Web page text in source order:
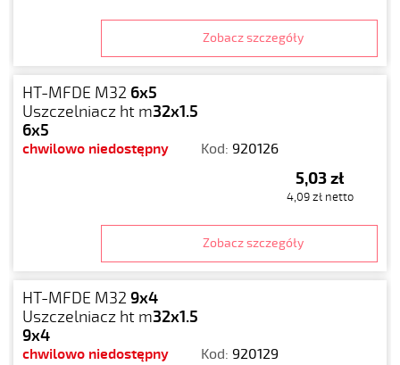
Zobacz szczegóły
HT-MFDE M32 6x5
Uszczelniacz ht m32x1.5
6x5
chwilowo niedostępny Kod: 920126
5,03 zł
4,09 zł netto
Zobacz szczegóły
HT-MFDE M32 9x4
Uszczelniacz ht m32x1.5
9x4
chwilowo niedostępny Kod: 920129